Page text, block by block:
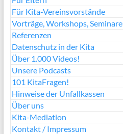
Für Kita-Vereinsvorstände
Vorträge, Workshops, Seminare
Referenzen
Datenschutz in der Kita
Über 1.000 Videos!
Unsere Podcasts
101 KitaFragen!
Hinweise der Unfallkassen
Über uns
Kita-Mediation
Kontakt / Impressum